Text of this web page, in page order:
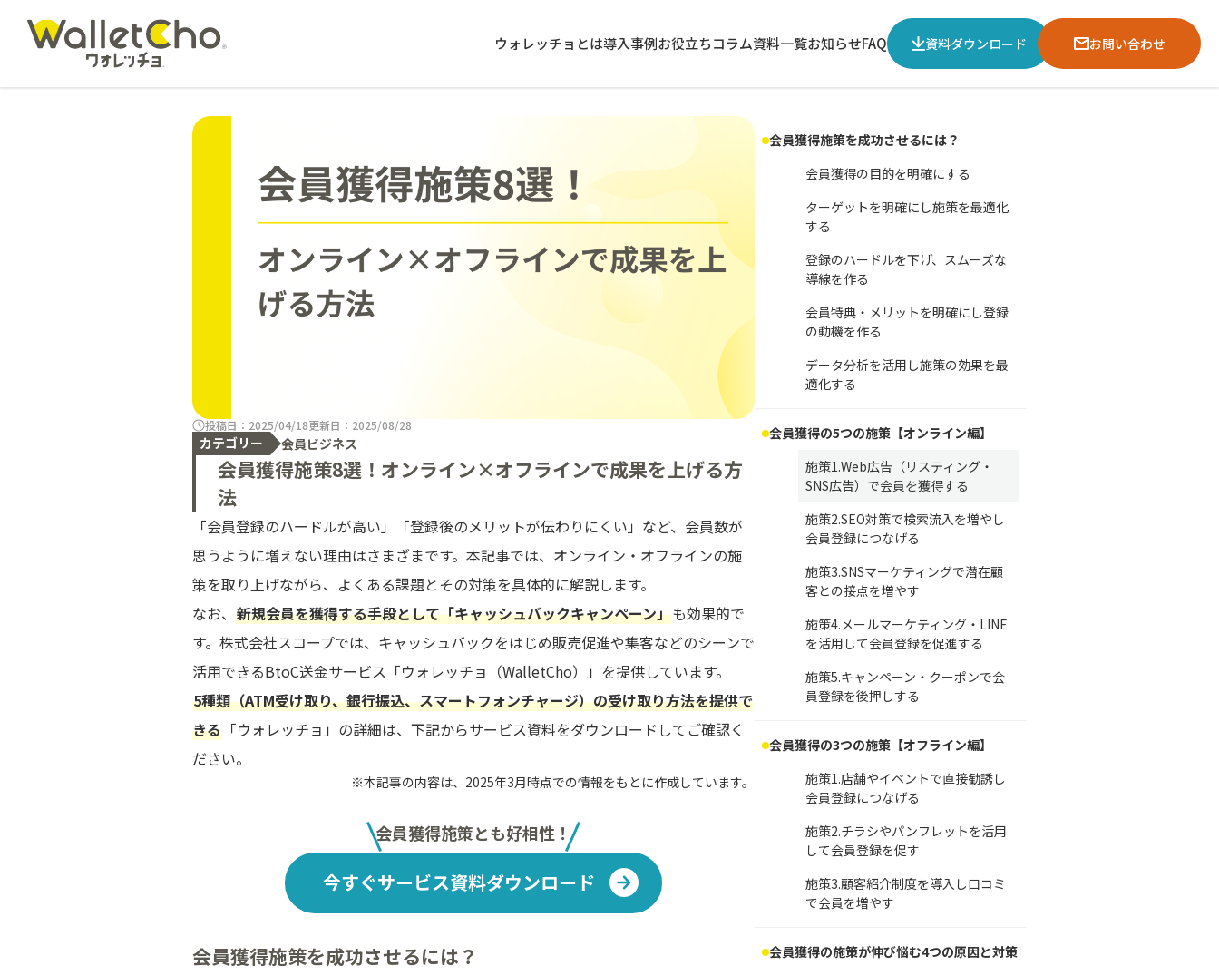
ウォレッチョとは導入事例お役立ちコラム資料一覧お知らせFAQ 資料ダウンロード お問い合わせ
会員獲得施策を成功させるには？
会員獲得の目的を明確にする
ターゲットを明確にし施策を最適化
する
登録のハードルを下げ、スムーズな
導線を作る
会員特典・メリットを明確にし登録
の動機を作る
データ分析を活用し施策の効果を最
適化する
会員獲得の5つの施策【オンライン編】
施策1.Web広告（リスティング・
SNS広告）で会員を獲得する
施策2.SEO対策で検索流入を増やし
会員登録につなげる
施策3.SNSマーケティングで潜在顧
客との接点を増やす
施策4.メールマーケティング・LINE
を活用して会員登録を促進する
施策5.キャンペーン・クーポンで会
員登録を後押しする
会員獲得の3つの施策【オフライン編】
施策1.店舗やイベントで直接勧誘し
会員登録につなげる
施策2.チラシやパンフレットを活用
して会員登録を促す
施策3.顧客紹介制度を導入し口コミ
で会員を増やす
会員獲得の施策が伸び悩む4つの原因と対策
会員獲得施策8選！オンライン×オフラインで成果を上げる方
法
投稿日：2025/04/18更新日：2025/08/28
カテゴリー 会員ビジネス
「会員登録のハードルが高い」「登録後のメリットが伝わりにくい」など、会員数が
思うように増えない理由はさまざまです。本記事では、オンライン・オフラインの施
策を取り上げながら、よくある課題とその対策を具体的に解説します。
なお、 新規会員を獲得する手段として「キャッシュバックキャンペーン」も効果的で
す。株式会社スコープでは、キャッシュバックをはじめ販売促進や集客などのシーンで
活用できるBtoC送金サービス「ウォレッチョ（WalletCho）」を提供しています。
5種類（ATM受け取り、銀行振込、スマートフォンチャージ）の受け取り方法を提供で
きる 「ウォレッチョ」の詳細は、下記からサービス資料をダウンロードしてご確認く
ださい。
※本記事の内容は、2025年3月時点での情報をもとに作成しています。
会員獲得施策とも好相性！
今すぐサービス資料ダウンロード
会員獲得施策を成功させるには？